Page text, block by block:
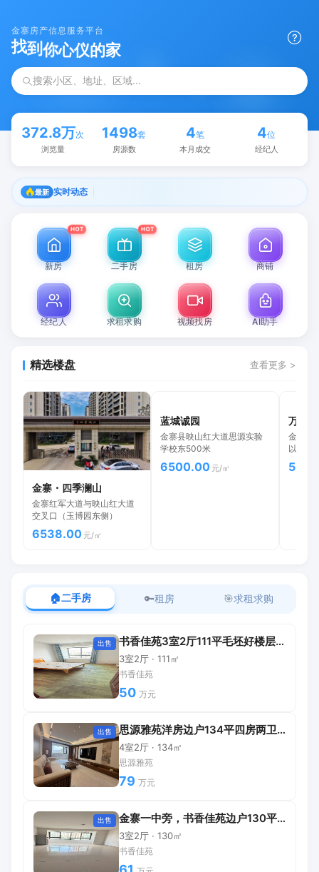
金寨房产信息服务平台
找到你心仪的家
搜索小区、地址、区域...
372.8万次
浏览量
1498套
房源数
4笔
本月成交
4位
经纪人
最新 实时动态
HOT
新房
HOT
二手房 租房 商铺
经纪人 求租求购 视频找房 AI助手
精选楼盘 查看更多 >
金寨・四季澜山
金寨红军大道与映山红大道
交叉口（玉博园东侧）
6538.00 元/㎡
蓝城诚园
金寨县映山红大道思源实验
学校东500米
6500.00 元/㎡
万树
金寨现
以西，
🏠二手房 🔑租房 🎯求租求购
出售 书香佳苑3室2厅111平毛坯好楼层边户
3室2厅 · 111㎡
书香佳苑
50 万元
出售 思源雅苑洋房边户134平四房两卫精装修
4室2厅 · 134㎡
思源雅苑
79 万元
出售 金寨一中旁，书香佳苑边户130平三室两卫61万
3室2厅 · 130㎡
书香佳苑